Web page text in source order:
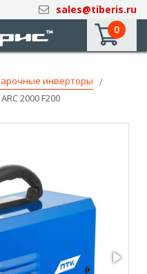
sales@tiberis.ru
0
инверторы
2000 F200